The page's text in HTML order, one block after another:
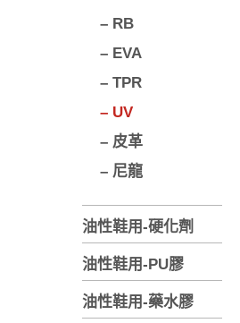
– RB
– EVA
– TPR
– UV
– 皮革
– 尼龍
油性鞋用-硬化劑
油性鞋用-PU膠
油性鞋用-藥水膠